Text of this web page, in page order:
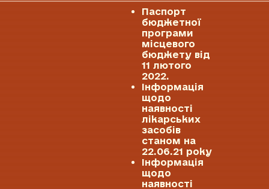
Паспорт
бюджетної
програми
місцевого
бюджету від
11 лютого
2022.
Інформація
щодо
наявності
лікарських
засобів
станом на
22.06.21 року
Інформація
щодо
наявності